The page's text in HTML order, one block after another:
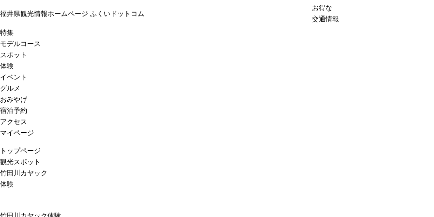
福井県観光情報ホームページ ふくいドットコム
お得な
交通情報
特集
モデルコース
スポット
体験
イベント
グルメ
おみやげ
宿泊予約
アクセス
マイページ
トップページ
観光スポット
竹田川カヤック
体験